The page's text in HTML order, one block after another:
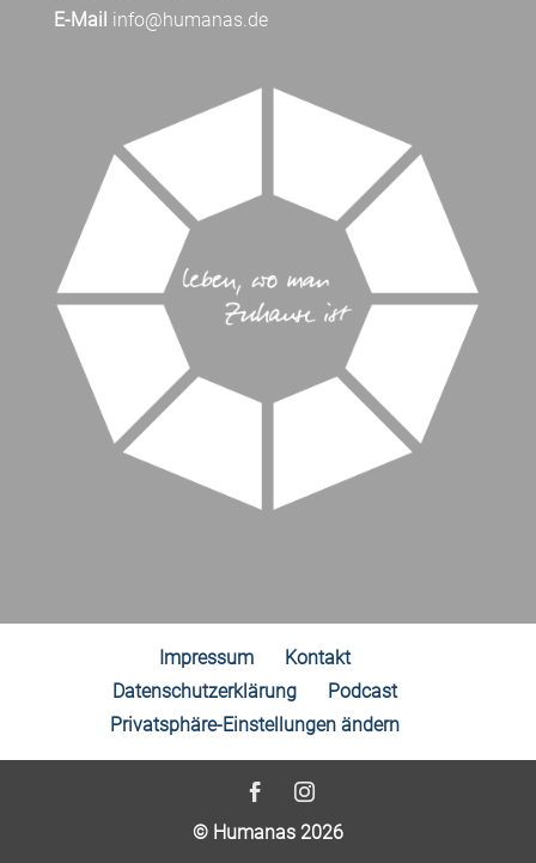
E-Mail info@humanas.de
Impressum
Kontakt
Datenschutzerklärung
Podcast
Privatsphäre-Einstellungen ändern
© Humanas 2026